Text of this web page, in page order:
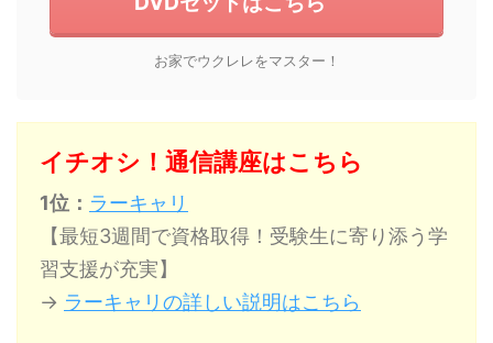
お家でウクレレをマスター！
イチオシ！通信講座はこちら
1位： ラーキャリ
【最短3週間で資格取得！受験生に寄り添う学
習支援が充実】
→ ラーキャリの詳しい説明はこちら